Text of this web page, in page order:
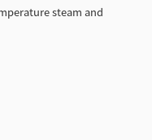
steam and